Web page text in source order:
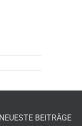
NEUESTE BEITRÄGE